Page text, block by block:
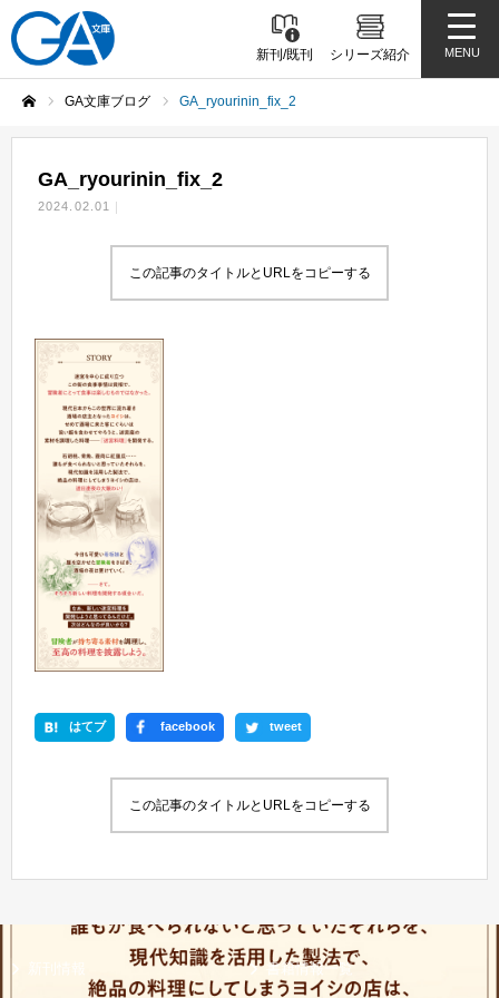
新刊/既刊 シリーズ紹介 MENU
GA文庫ブログ GA_ryourinin_fix_2
GA_ryourinin_fix_2
2024.02.01
この記事のタイトルとURLをコピーする
はてブ facebook tweet
この記事のタイトルとURLをコピーする
書籍情報一覧